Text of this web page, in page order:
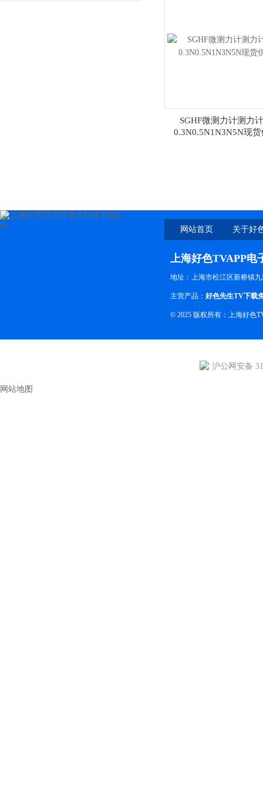
SGHF微测力计测力
0.3N0.5N1N3N5N现货
网站首页 关于好
上海好色TVAPP
地址：上海市松江区新桥镇
主营产品： 好色先生TV下载
© 2025 版权所有：上海好
沪公网安备
网站地图